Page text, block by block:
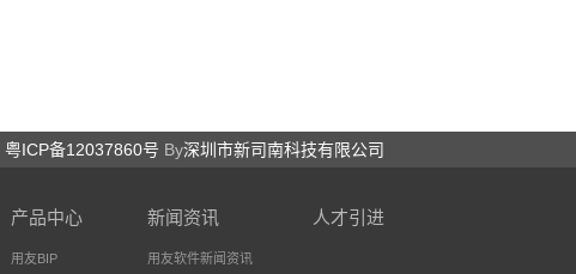
粤ICP备12037860号 By深圳市新司南科技有限公司
产品中心
用友BIP
新闻资讯
用友软件新闻资讯
人才引进